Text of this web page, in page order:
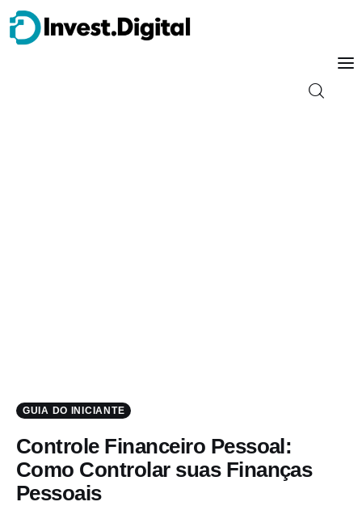
GUIA DO INICIANTE
Controle Financeiro Pessoal:
Como Controlar suas Finanças
Pessoais